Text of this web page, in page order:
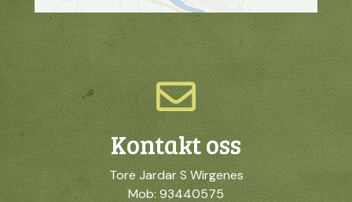
Kontakt oss
Tore Jardar S Wirgenes
Mob: 93440575